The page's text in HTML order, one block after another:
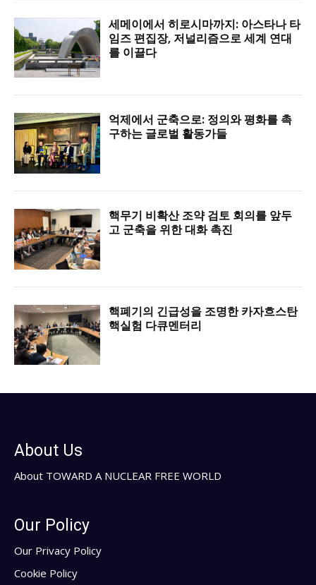
세메이에서 히로시마까지: 아스타나 타
임즈 편집장, 저널리즘으로 세계 연대
를 이끌다
억제에서 군축으로: 정의와 평화를 촉
구하는 글로벌 활동가들
핵무기 비확산 조약 검토 회의를 앞두
고 군축을 위한 대화 촉진
핵폐기의 긴급성을 조명한 카자흐스탄
핵실험 다큐멘터리
About Us
About TOWARD A NUCLEAR FREE WORLD
Our Policy
Our Privacy Policy
Cookie Policy